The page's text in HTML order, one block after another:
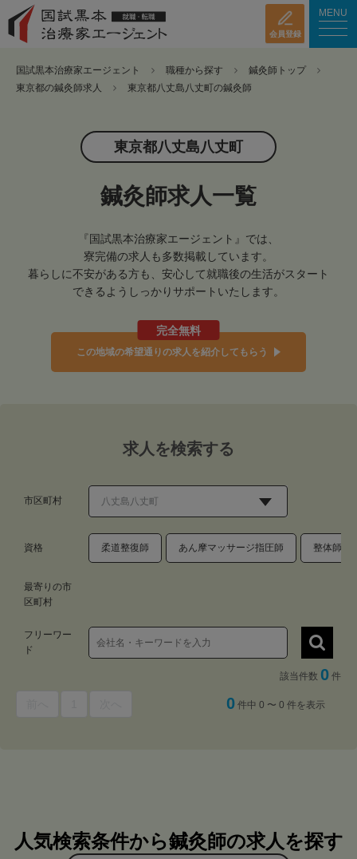
会員登録
MENU
国試黒本治療家エージェント 職種から探す
鍼灸師トップ
東京都の鍼灸師求人
東京都八丈島八丈町の鍼灸師
東京都八丈島八丈町
鍼灸師求人一覧
『国試黒本治療家エージェント』では、
寮完備の求人も多数掲載しています。
暮らしに不安がある方も、安心して就職後の生活がスタート
できるようしっかりサポートいたします。
完全無料
この地域の希望通りの求人を紹介してもらう
求人を検索する
市区町村
資格 柔道整復師 あん摩マッサージ指圧師 整体師・
最寄りの市
区町村
フリーワー
ド
該当件数 0 件
0 件中 0 〜 0 件を表示
人気検索条件から鍼灸師の求人を探す